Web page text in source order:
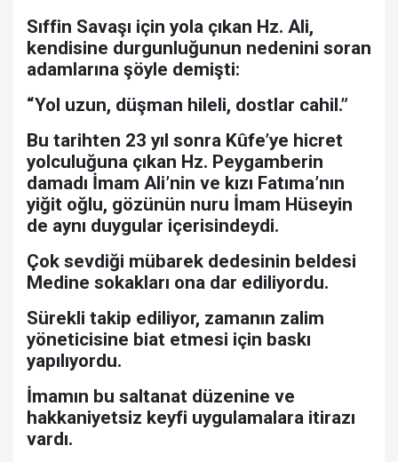
Sıffin Savaşı için yola çıkan Hz. Ali,
kendisine durgunluğunun nedenini soran
adamlarına şöyle demişti:
“Yol uzun, düşman hileli, dostlar cahil.”
Bu tarihten 23 yıl sonra Kûfe’ye hicret
yolculuğuna çıkan Hz. Peygamberin
damadı İmam Ali’nin ve kızı Fatıma’nın
yiğit oğlu, gözünün nuru İmam Hüseyin
de aynı duygular içerisindeydi.
Çok sevdiği mübarek dedesinin beldesi
Medine sokakları ona dar ediliyordu.
Sürekli takip ediliyor, zamanın zalim
yöneticisine biat etmesi için baskı
yapılıyordu.
İmamın bu saltanat düzenine ve
hakkaniyetsiz keyfi uygulamalara itirazı
vardı.